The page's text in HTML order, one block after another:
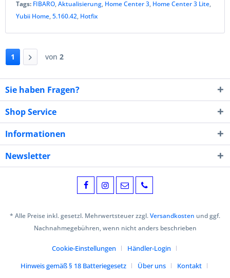
Tags: FIBARO,Aktualisierung, Home Center 3, Home Center 3 Lite,
Yubii Home,5.160.42, Hotfix
1 von 2
Sie haben Fragen?
Shop Service
Informationen
Newsletter
* Alle Preise inkl. gesetzl. Mehrwertsteuer zzgl.Versandkosten und ggf.
Nachnahmegebühren, wenn nicht anders beschrieben
Cookie-Einstellungen
Händler-Login
Hinweis gemäß § 18 Batteriegesetz
Über uns
Kontakt